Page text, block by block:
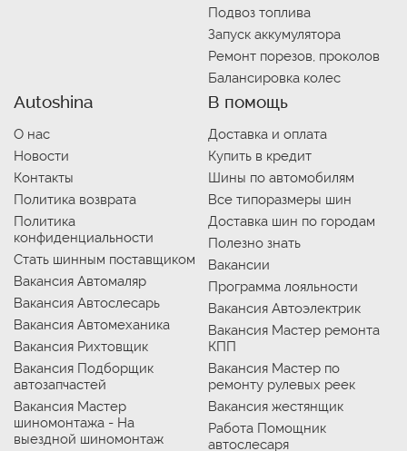
Подвоз топлива
Запуск аккумулятора
Ремонт порезов, проколов
Балансировка колес
Autoshina
О нас
Новости
Контакты
Политика возврата
Политика
конфиденциальности
Стать шинным поставщиком
Вакансия Автомаляр
Вакансия Автослесарь
Вакансия Автомеханика
Вакансия Рихтовщик
Вакансия Подборщик
автозапчастей
Вакансия Мастер
шиномонтажа - На
выездной шиномонтаж
В помощь
Доставка и оплата
Купить в кредит
Шины по автомобилям
Все типоразмеры шин
Доставка шин по городам
Полезно знать
Вакансии
Программа лояльности
Вакансия Автоэлектрик
Вакансия Мастер ремонта
КПП
Вакансия Мастер по
ремонту рулевых реек
Вакансия жестянщик
Работа Помощник
автослесаря